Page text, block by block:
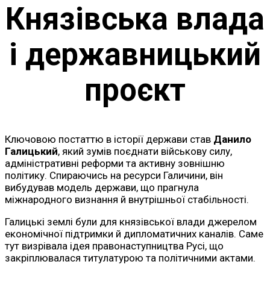
Князівська влада
і державницький
проєкт
Ключовою постаттю в історії держави став Данило
Галицький, який зумів поєднати військову силу,
адміністративні реформи та активну зовнішню
політику. Спираючись на ресурси Галичини, він
вибудував модель держави, що прагнула
міжнародного визнання й внутрішньої стабільності.
Галицькі землі були для князівської влади джерелом
економічної підтримки й дипломатичних каналів. Саме
тут визрівала ідея правонаступництва Русі, що
закріплювалася титулатурою та політичними актами.